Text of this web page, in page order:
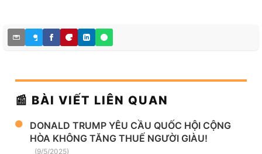
📰 BÀI VIẾT LIÊN QUAN
DONALD TRUMP YÊU CẦU QUỐC HỘI CỘNG
HÒA KHÔNG TĂNG THUẾ NGƯỜI GIÀU!
(9/5/2025)